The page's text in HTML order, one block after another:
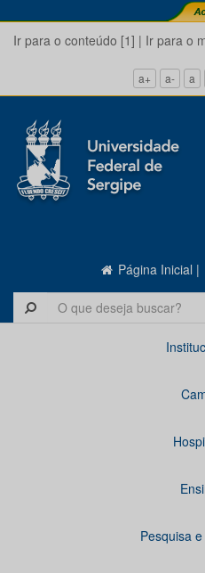
Ir para o conteúdo [1] | Ir para o
a+ a- a
Página Inicial |
Pesquisa